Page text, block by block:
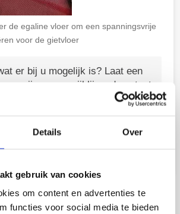
Details Over
gebruik van cookies
om content en advertenties te
functies voor social media te bieden
de egaline vloer om een spanningsvrije
voor de gietvloer
er bij u mogelijk is? Laat een
en wij nemen vrijblijvend contact
CONTACT ONS